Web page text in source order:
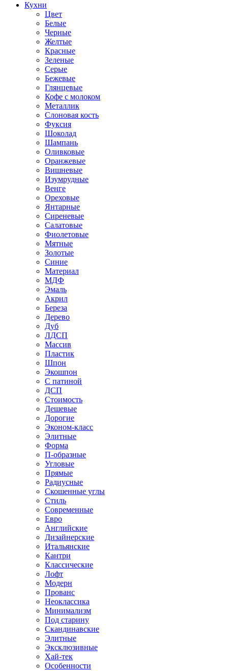
Кухни
Цвет
Белые
Черные
Желтые
Красные
Зеленые
Серые
Бежевые
Глянцевые
Кофе с молоком
Металлик
Слоновая кость
Фуксия
Шоколад
Шампань
Оливковые
Оранжевые
Вишневые
Изумрудные
Венге
Ореховые
Янтарные
Сиреневые
Салатовые
Фиолетовые
Мятные
Золотые
Синие
Материал
МДФ
Эмаль
Акрил
Береза
Дерево
Дуб
ЛДСП
Массив
Пластик
Шпон
Экошпон
С патиной
ДСП
Стоимость
Дешевые
Дорогие
Эконом-класс
Элитные
Форма
П-образные
Угловые
Прямые
Радиусные
Скошенные углы
Стиль
Современные
Евро
Английские
Дизайнерские
Итальянские
Кантри
Классические
Лофт
Модерн
Прованс
Неоклассика
Минимализм
Под старину
Скандинавские
Элитные
Эксклюзивные
Хай-тек
Особенности